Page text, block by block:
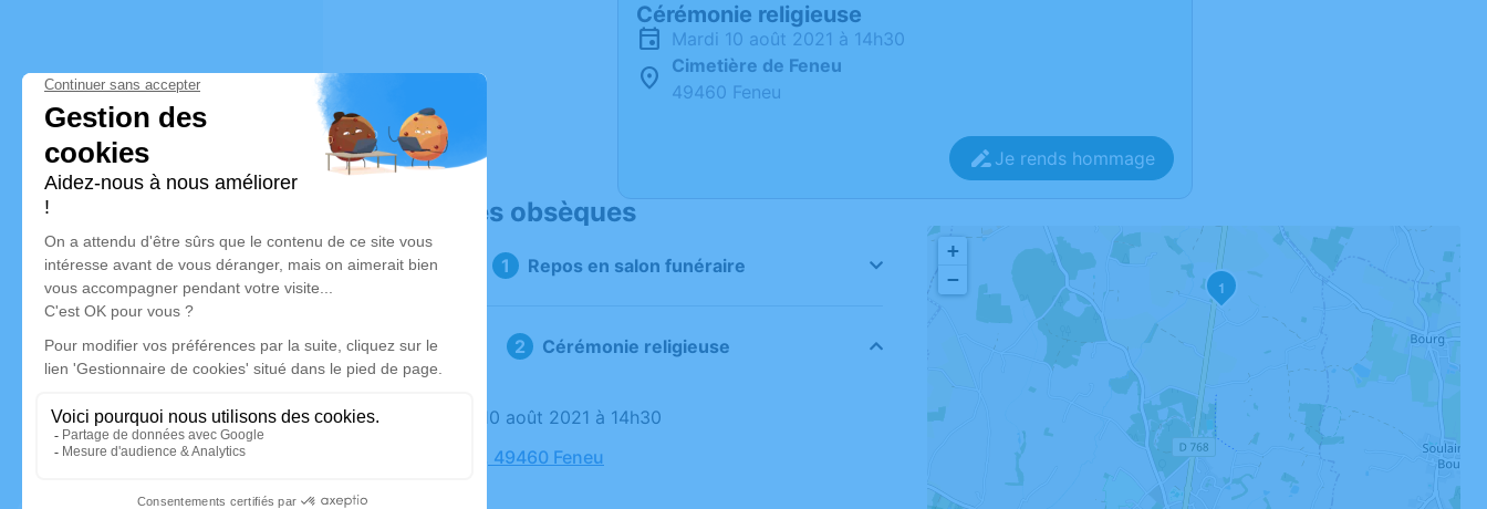
Cérémonie religieuse
mardi 10 août 2021 à 14h30
Cimetière de Feneu
49460 Feneu
Je rends hommage
Déroulé des obsèques
Repos en salon funéraire
Cérémonie religieuse
Le mardi 10 août 2021 à 14h30
Cimetière, 49460 Feneu
1
+
−